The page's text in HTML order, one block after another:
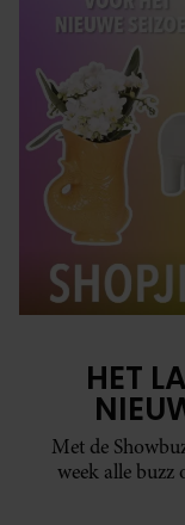
HET
Met de
week alle buzz